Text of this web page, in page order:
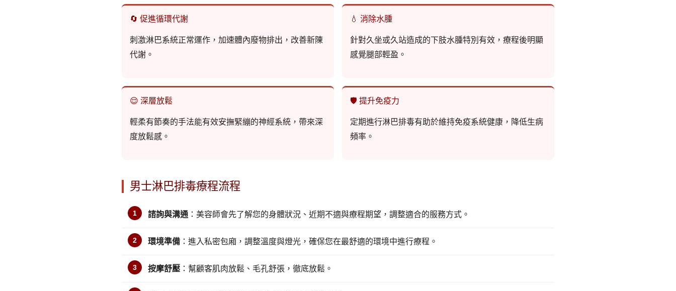
🔄 促進循環代謝
刺激淋巴系統正常運作，加速體內廢物排出，改善新陳
代謝。
💧 消除水腫
針對久坐或久站造成的下肢水腫特別有效，療程後明顯
感覺腿部輕盈。
😌 深層放鬆
輕柔有節奏的手法能有效安撫緊繃的神經系統，帶來深
度放鬆感。
🛡️ 提升免疫力
定期進行淋巴排毒有助於維持免疫系統健康，降低生病
頻率。
男士淋巴排毒療程流程
諮詢與溝通 ：美容師會先了解您的身體狀況、近期不適與療程期望，調整適合的服務方式。
環境準備 ：進入私密包廂，調整溫度與燈光，確保您在最舒適的環境中進行療程。
按摩舒壓 ：幫顧客肌肉放鬆、毛孔舒張，徹底放鬆。